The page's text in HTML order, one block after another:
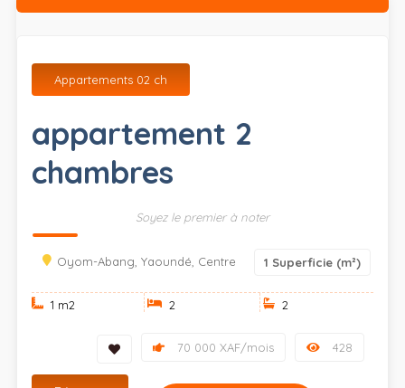
Appartements 02 ch
appartement 2
chambres
Soyez le premier à noter
Oyom-Abang, Yaoundé, Centre 1 Superficie (m²)
1 m2 2 2
428
70 000 XAF/mois